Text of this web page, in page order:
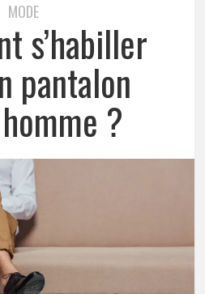
MODE
s’habiller
pantalon
?